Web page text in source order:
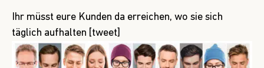
Ihr müsst eure Kunden da erreichen, wo sie sich
täglich aufhalten [tweet]